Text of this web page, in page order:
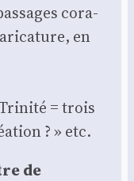
cora­
en
= trois
? » etc.
de